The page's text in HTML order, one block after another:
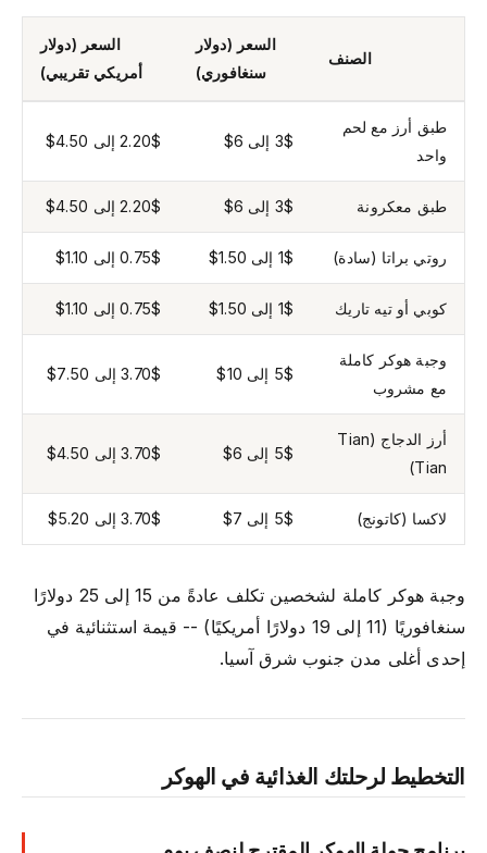
الصنف
السعر (دولار
سنغافوري)
السعر (دولار
أمريكي تقريبي)
طبق أرز مع لحم
واحد
3$ إلى 6$ 2.20$ إلى 4.50$
طبق معكرونة 3$ إلى 6$ 2.20$ إلى 4.50$
روتي براتا (سادة) 1$ إلى 1.50$ 0.75$ إلى 1.10$
كوبي أو تيه تاريك 1$ إلى 1.50$ 0.75$ إلى 1.10$
وجبة هوكر كاملة
مع مشروب
5$ إلى 10$ 3.70$ إلى 7.50$
أرز الدجاج (Tian
Tian)
5$ إلى 6$ 3.70$ إلى 4.50$
لاكسا (كاتونج) 5$ إلى 7$ 3.70$ إلى 5.20$
وجبة هوكر كاملة لشخصين تكلف عادةً من 15 إلى 25 دولارًا
سنغافوريًا (11 إلى 19 دولارًا أمريكيًا) -- قيمة استثنائية في
إحدى أغلى مدن جنوب شرق آسيا.
التخطيط لرحلتك الغذائية في الهوكر